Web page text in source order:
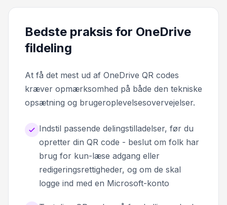
Bedste praksis for OneDrive
fildeling
At få det mest ud af OneDrive QR codes
kræver opmærksomhed på både den tekniske
opsætning og brugeroplevelsesovervejelser.
Indstil passende delingstilladelser, før du
opretter din QR code - beslut om folk har
brug for kun-læse adgang eller
redigeringsrettigheder, og om de skal
logge ind med en Microsoft-konto